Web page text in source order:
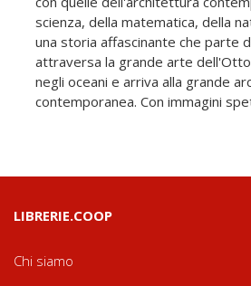
scienza, della matematica, della
una storia affascinante che parte
attraversa la grande arte
negli oceani e arriva alla grande
contemporanea. Con immagini
LIBRERIE.COOP
Chi siamo